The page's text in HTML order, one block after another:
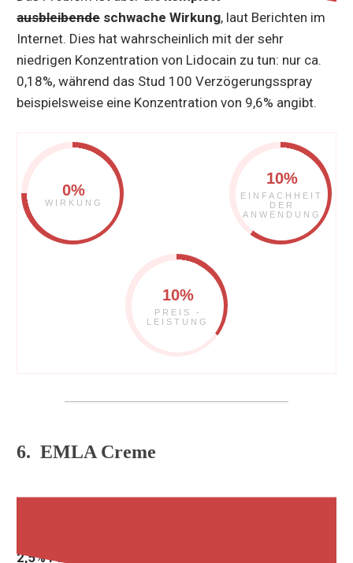
ausbleibende schwache Wirkung, laut Berichten im
Internet. Dies hat wahrscheinlich mit der sehr
niedrigen Konzentration von Lidocain zu tun: nur ca.
0,18%, während das Stud 100 Verzögerungsspray
beispielsweise eine Konzentration von 9,6% angibt.
0%
WIRKUNG
10%
EINFACHHEIT
DER
ANWENDUNG
10%
PREIS -
LEISTUNG
6. EMLA Creme
2,5%Prilocain